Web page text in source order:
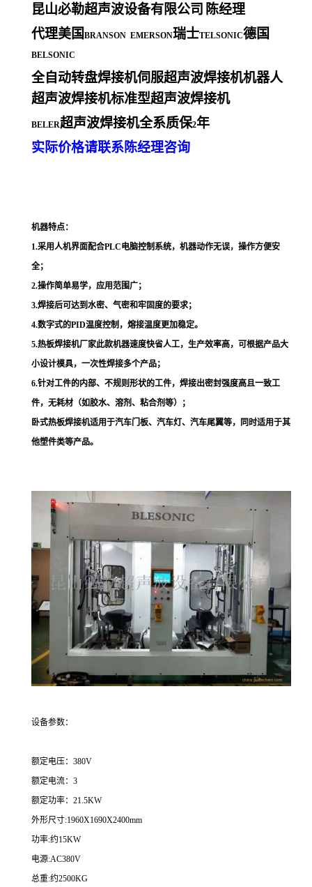
昆山必勒超声波设备有限公司 陈经理
代理美国 BRANSON EMERSON瑞士TELSONIC德国
BELSONIC
全自动转盘焊接机伺服超声波焊接机机器人
超声波焊接机标准型超声波焊接机
BELER超声波焊接机全系质保2年
实际价格请联系陈经理咨询
机器特点：
1.采用人机界面配合PLC电脑控制系统，机器动作无误，操作方便安
全；
2.操作简单易学，应用范围广；
3.焊接后可达到水密、气密和牢固度的要求；
4.数字式的PID温度控制，熔接温度更加稳定。
5.热板焊接机厂家此款机器速度快省人工，生产效率高，可根据产品大
小设计模具，一次性焊接多个产品；
6.针对工件的内部、不规则形状的工件，焊接出密封强度高且一致工
件，无耗材（如胶水、溶剂、粘合剂等）；
卧式热板焊接机适用于汽车门板、汽车灯、汽车尾翼等，同时适用于其
他塑件类等产品。
设备参数：
额定电压：380V
额定电流：3
额定功率：21.5KW
外形尺寸:1960X1690X2400mm
功率:约15KW
电源:AC380V
总重:约2500KG